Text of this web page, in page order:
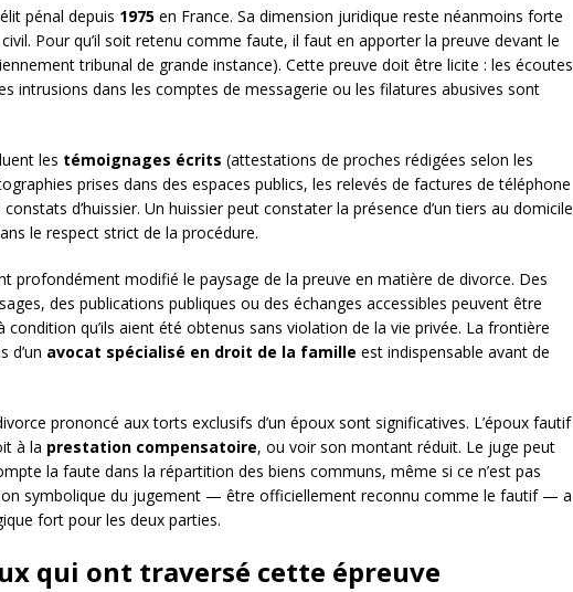
pénal depuis 1975 en France. Sa dimension juridique reste néanmoins forte
Pour qu’il soit retenu comme faute, il faut en apporter la preuve devant le
tribunal de grande instance). Cette preuve doit être licite : les écoutes
intrusions dans les comptes de messagerie ou les filatures abusives sont
les témoignages écrits (attestations de proches rédigées selon les
prises dans des espaces publics, les relevés de factures de téléphone
d’huissier. Un huissier peut constater la présence d’un tiers au domicile
le respect strict de la procédure.
profondément modifié le paysage de la preuve en matière de divorce. Des
des publications publiques ou des échanges accessibles peuvent être
condition qu’ils aient été obtenus sans violation de la vie privée. La frontière
d’un avocat spécialisé en droit de la famille est indispensable avant de
prononcé aux torts exclusifs d’un époux sont significatives. L’époux fautif
à la prestation compensatoire, ou voir son montant réduit. Le juge peut
la faute dans la répartition des biens communs, même si ce n’est pas
symbolique du jugement — être officiellement reconnu comme le fautif — a
fort pour les deux parties.
qui ont traversé cette épreuve